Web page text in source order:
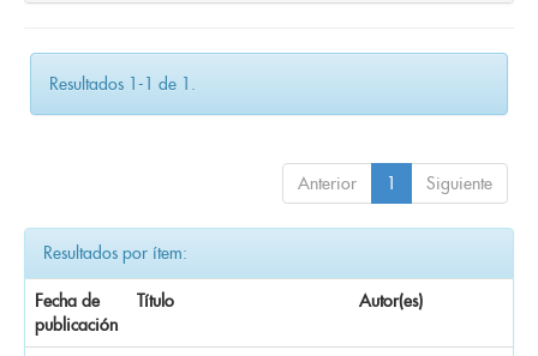
Resultados 1-1 de 1.
Anterior 1 Siguiente
Resultados por ítem:
Fecha de
publicación
Título Autor(es)